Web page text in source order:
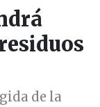
de la